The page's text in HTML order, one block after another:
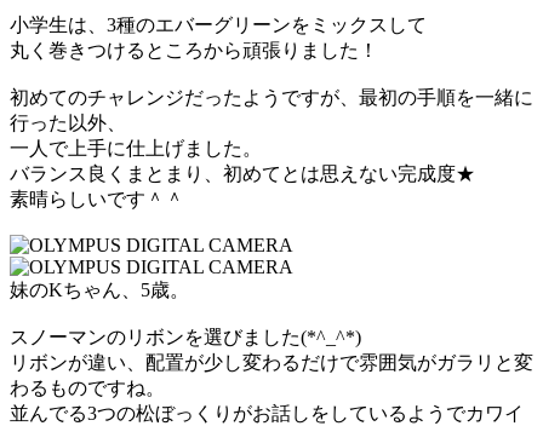
小学生は、3種のエバーグリーンをミックスして
丸く巻きつけるところから頑張りました！
初めてのチャレンジだったようですが、最初の手順を一緒に
行った以外、
一人で上手に仕上げました。
バランス良くまとまり、初めてとは思えない完成度★
素晴らしいです＾＾
妹のKちゃん、5歳。
スノーマンのリボンを選びました(*^_^*)
リボンが違い、配置が少し変わるだけで雰囲気がガラリと変
わるものですね。
並んでる3つの松ぼっくりがお話しをしているようでカワイ